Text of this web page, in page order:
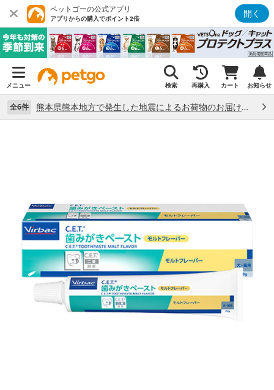
ペットゴーの公式アプリ
アプリからの購入でポイント2倍 開く
メニュー 検索 再購入 カート お知らせ
全6件 熊本県熊本地方で発生した地震によるお荷物のお届け状況について （7/28）